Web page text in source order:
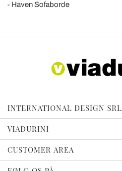
Haven Sofaborde
INTERNATIONAL DESIGN SRL
VIADURINI
CUSTOMER AREA